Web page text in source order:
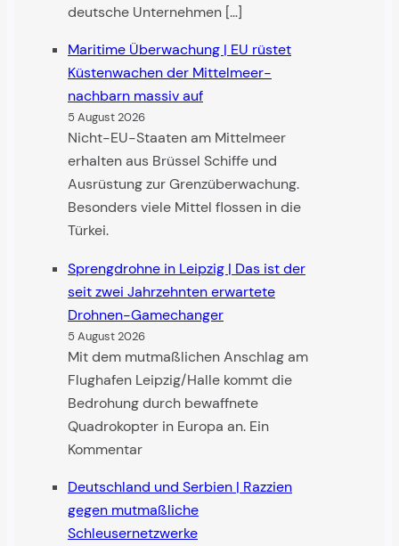
deutsche Unternehmen […]
Maritime Überwachung | EU rüstet
Küsten­wachen der Mittel­meer­
nachbarn massiv auf
5 August 2026
Nicht-EU-Staaten am Mittelmeer
erhalten aus Brüssel Schiffe und
Ausrüstung zur Grenzüberwachung.
Besonders viele Mittel flossen in die
Türkei.
Sprengdrohne in Leipzig | Das ist der
seit zwei Jahr­zehnten erwartete
Drohnen-Game­changer
5 August 2026
Mit dem mutmaßlichen Anschlag am
Flughafen Leipzig/Halle kommt die
Bedrohung durch bewaffnete
Quadrokopter in Europa an. Ein
Kommentar
Deutschland und Serbien | Razzien
gegen mutmaßliche
Schleusernetzwerke